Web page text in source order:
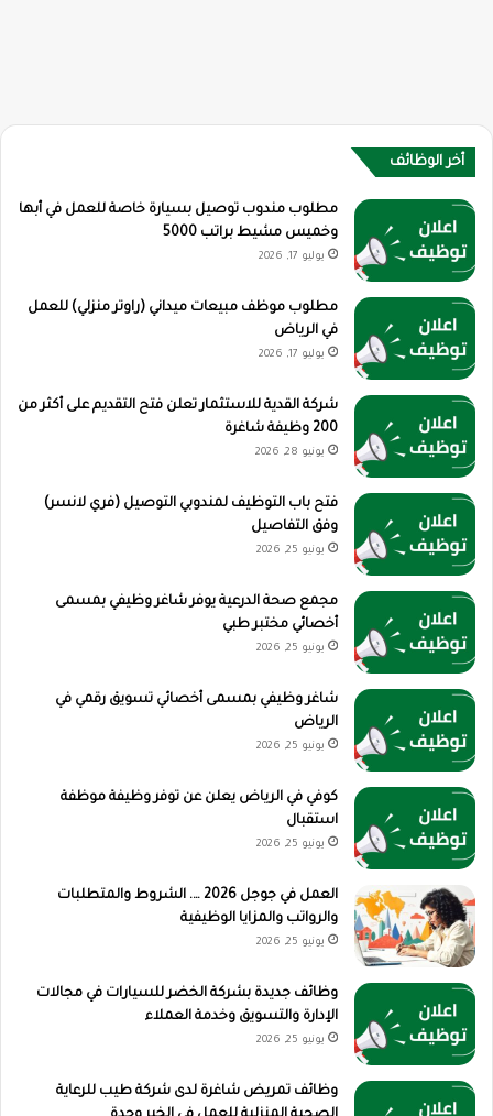
أخر الوظائف
مطلوب مندوب توصيل بسيارة خاصة للعمل في أبها
وخميس مشيط براتب 5000
يوليو 17, 2026
مطلوب موظف مبيعات ميداني (راوتر منزلي) للعمل
في الرياض
يوليو 17, 2026
شركة القدية للاستثمار تعلن فتح التقديم على أكثر من
200 وظيفة شاغرة
يونيو 28, 2026
فتح باب التوظيف لمندوبي التوصيل (فري لانسر)
وفق التفاصيل
يونيو 25, 2026
مجمع صحة الدرعية يوفر شاغر وظيفي بمسمى
أخصائي مختبر طبي
يونيو 25, 2026
شاغر وظيفي بمسمى أخصائي تسويق رقمي في
الرياض
يونيو 25, 2026
كوفي في الرياض يعلن عن توفر وظيفة موظفة
استقبال
يونيو 25, 2026
العمل في جوجل 2026 …. الشروط والمتطلبات
والرواتب والمزايا الوظيفية
يونيو 25, 2026
وظائف جديدة بشركة الخضر للسيارات في مجالات
الإدارة والتسويق وخدمة العملاء
يونيو 25, 2026
وظائف تمريض شاغرة لدى شركة طيب للرعاية